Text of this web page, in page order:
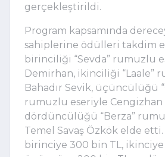
gerçekleştirildi.
Program kapsamında
sahiplerine ödülleri takdim
birinciliği “Sevda” rumuzlu
Demirhan, ikinciliği “Laale”
Bahadır Sevik, üçüncülüğü
rumuzlu eseriyle Cengizhan
dördüncülüğü “Berza”
Temel Savaş Özkök elde etti.
birinciye 300 bin TL, ikinciye